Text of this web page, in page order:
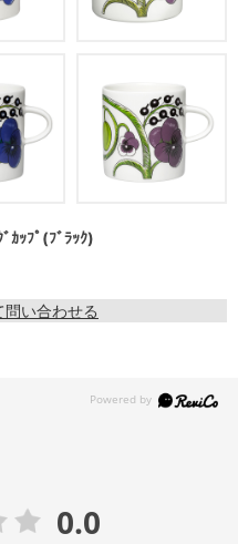
ｶｯﾌﾟ(ﾌﾞﾗｯｸ)
い合わせる
0.0